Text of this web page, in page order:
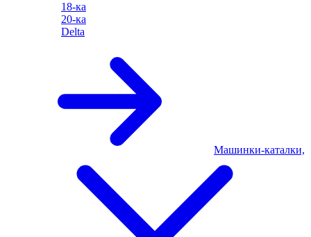
18-ка
20-ка
Delta
Машинки-каталки,